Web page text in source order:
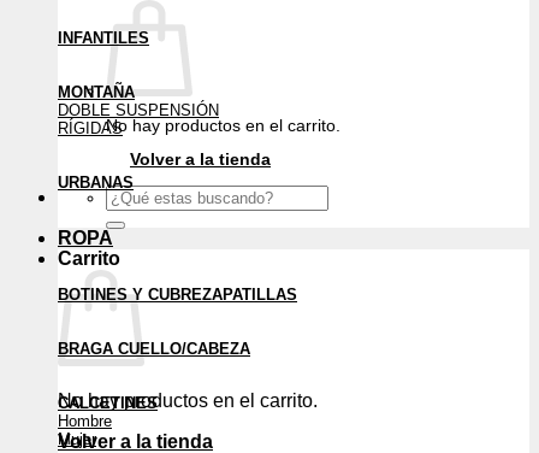
No hay productos en el carrito.
Volver a la tienda
Buscar
por:
Carrito
No hay productos en el carrito.
Volver a la tienda
INFANTILES
MONTAÑA
DOBLE SUSPENSIÓN
RÍGIDAS
URBANAS
ROPA
BOTINES Y CUBREZAPATILLAS
BRAGA CUELLO/CABEZA
CALCETINES
Hombre
Mujer